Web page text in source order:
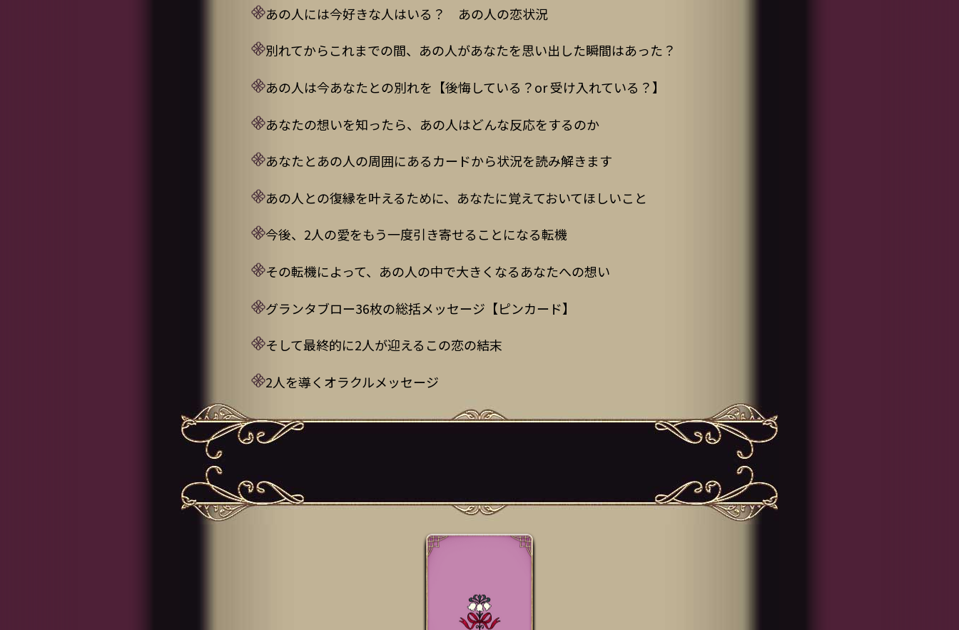
あの人には今好きな人はいる？ あの人の恋状況
別れてからこれまでの間、あの人があなたを思い出した瞬間はあった？
あの人は今あなたとの別れを【後悔している？or 受け入れている？】
あなたの想いを知ったら、あの人はどんな反応をするのか
あなたとあの人の周囲にあるカードから状況を読み解きます
あの人との復縁を叶えるために、あなたに覚えておいてほしいこと
今後、2人の愛をもう一度引き寄せることになる転機
その転機によって、あの人の中で大きくなるあなたへの想い
グランタブロー36枚の総括メッセージ【ピンカード】
そして最終的に2人が迎えるこの恋の結末
2人を導くオラクルメッセージ